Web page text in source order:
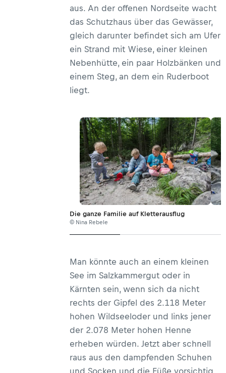
aus. An der offenen Nordseite wacht
das Schutzhaus über das Gewässer,
gleich darunter befindet sich am Ufer
ein Strand mit Wiese, einer kleinen
Nebenhütte, ein paar Holzbänken und
einem Steg, an dem ein Ruderboot
liegt.
Die ganze Familie auf Kletterausflug
© Nina Rebele
Man könnte auch an einem kleinen
See im Salzkammergut oder in
Kärnten sein, wenn sich da nicht
rechts der Gipfel des 2.118 Meter
hohen Wildseeloder und links jener
der 2.078 Meter hohen Henne
erheben würden. Jetzt aber schnell
raus aus den dampfenden Schuhen
und Socken und die Füße vorsichtig